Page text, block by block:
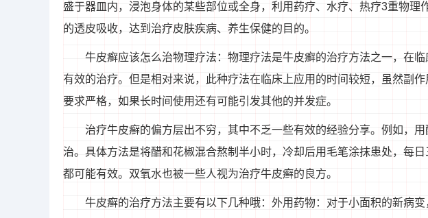
盛于器皿内，浸泡身体的某些部位或全身，利用药疗、水疗、热疗3重物理
的透皮吸收，达到治疗皮肤疾病、养生保健的目的。
牛皮癣应该怎么治物理疗法：物理疗法是牛皮癣的治疗方法之一，在
有效的治疗。但是相对来说，此种疗法在临床上应用的时间较短，虽然副
要求严格，如果长时间使用还有可能引发其他的并发症。
治疗牛皮癣的偏方层出不穷，其中不乏一些有效的经验分享。例如，
治。具体方法是将醋和花椒混合熬制半小时，冷却后用毛笔涂抹患处，每
都可能有效。双氧水也被一些人视为治疗牛皮癣的良方。
牛皮癣的治疗方法主要有以下几种哦：外用药物：对于小面积的新病